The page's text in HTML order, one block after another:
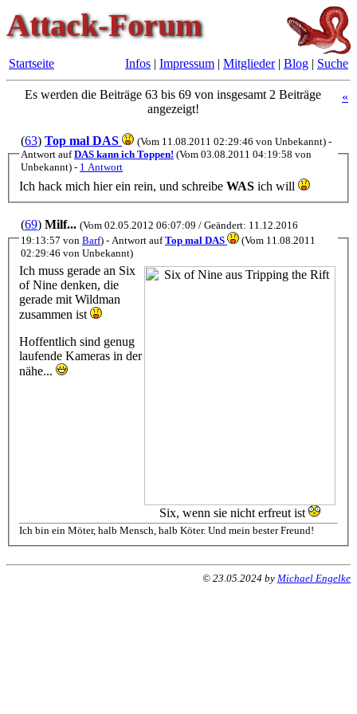
Attack-Forum
Startseite Infos | Impressum | Mitglieder| Blog | Suche
«
Es werden die Beiträge 63 bis 69 von insgesamt 2 Beiträge
angezeigt!
(63) Top mal DAS
(Vom 11.08.2011 02:29:46 von Unbekannt) -
Antwort aufDAS kann ich Toppen! (Vom 03.08.2011 04:19:58 von
Unbekannt) - 1 Antwort
Ich hack mich hier ein rein, und schreibe WAS ich will
(69) Milf... (Vom 02.05.2012 06:07:09 / Geändert: 11.12.2016
19:13:57 von Barf) - Antwort aufTop mal DAS
(Vom 11.08.2011
02:29:46 von Unbekannt)
Six, wenn sie nicht erfreut ist
Ich muss gerade an Six
of Nine denken, die
gerade mit Wildman
zusammen ist
Hoffentlich sind genug
laufende Kameras in der
nähe...
Ich bin ein Möter, halb Mensch, halb Köter. Und mein bester Freund!
© 23.05.2024 by Michael Engelke